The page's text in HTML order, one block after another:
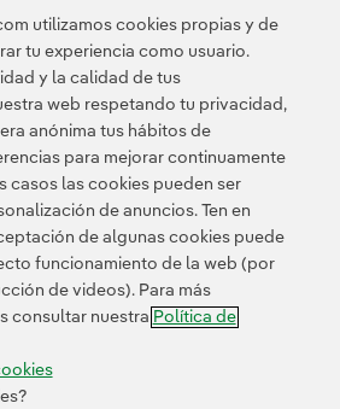
legal
Política de Privacidad Información legal
el uso de la IA Política de cookies
Accesibilidad
utilizamos cookies propias y de
tu experiencia como usuario.
y la calidad de tus
web respetando tu privacidad,
anónima tus hábitos de
para mejorar continuamente
casos las cookies pueden ser
de anuncios. Ten en
de algunas cookies puede
funcionamiento de la web (por
de videos). Para más
consultar nuestra Política de